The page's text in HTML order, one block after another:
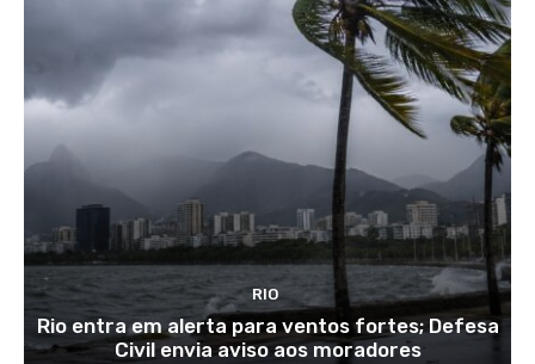
RIO
Rio entra em alerta para ventos fortes; Defesa
Civil envia aviso aos moradores